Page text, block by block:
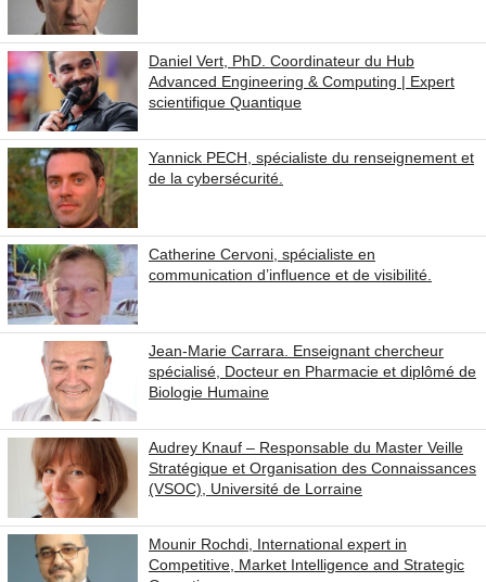
Daniel Vert, PhD. Coordinateur du Hub
Advanced Engineering & Computing | Expert
scientifique Quantique
Yannick PECH, spécialiste du renseignement et
de la cybersécurité.
Catherine Cervoni, spécialiste en
communication d’influence et de visibilité.
Jean-Marie Carrara. Enseignant chercheur
spécialisé, Docteur en Pharmacie et diplômé de
Biologie Humaine
Audrey Knauf – Responsable du Master Veille
Stratégique et Organisation des Connaissances
(VSOC), Université de Lorraine
Mounir Rochdi, International expert in
Competitive, Market Intelligence and Strategic